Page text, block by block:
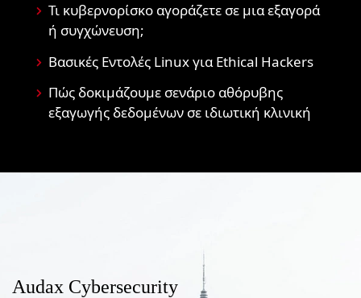
Τι κυβερνορίσκο αγοράζετε σε μια εξαγορά
ή συγχώνευση;
Βασικές Εντολές Linux για Ethical Hackers
Πώς δοκιμάζουμε σενάριο αθόρυβης
εξαγωγής δεδομένων σε ιδιωτική κλινική
Audax Cybersecurity